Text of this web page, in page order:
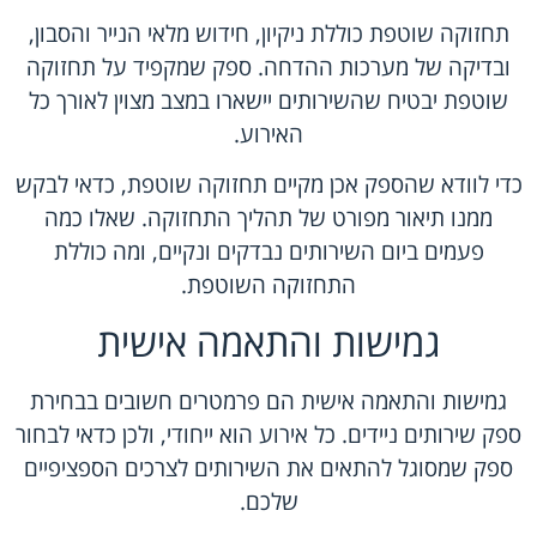
תחזוקה שוטפת כוללת ניקיון, חידוש מלאי הנייר והסבון,
ובדיקה של מערכות ההדחה. ספק שמקפיד על תחזוקה
שוטפת יבטיח שהשירותים יישארו במצב מצוין לאורך כל
האירוע.
כדי לוודא שהספק אכן מקיים תחזוקה שוטפת, כדאי לבקש
ממנו תיאור מפורט של תהליך התחזוקה. שאלו כמה
פעמים ביום השירותים נבדקים ונקיים, ומה כוללת
התחזוקה השוטפת.
גמישות והתאמה אישית
גמישות והתאמה אישית הם פרמטרים חשובים בבחירת
ספק שירותים ניידים. כל אירוע הוא ייחודי, ולכן כדאי לבחור
ספק שמסוגל להתאים את השירותים לצרכים הספציפיים
שלכם.